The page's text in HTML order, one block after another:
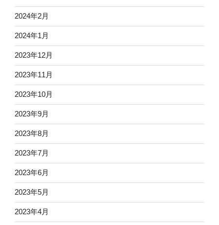
2024年2月
2024年1月
2023年12月
2023年11月
2023年10月
2023年9月
2023年8月
2023年7月
2023年6月
2023年5月
2023年4月